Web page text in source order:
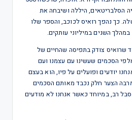
הסלבריטאים, היללה ושיבחה את
כך נהפך רואיס לכוכב, והספר שלו
השנים במיליוני עותקים.
שרואיס צודק בתפיסה שהחיים של
הסכמים שעשינו עם עצמנו ועם
יודעים ופועלים על פיו, הוא בעצם
הצער חלק נכבד מאותם הסכמים
סבל רב, במיוחד כאשר אנחנו לא מודעים